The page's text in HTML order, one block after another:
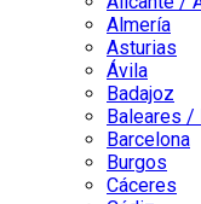
Almería
Asturias
Ávila
Badajoz
Baleares /
Barcelona
Burgos
Cáceres